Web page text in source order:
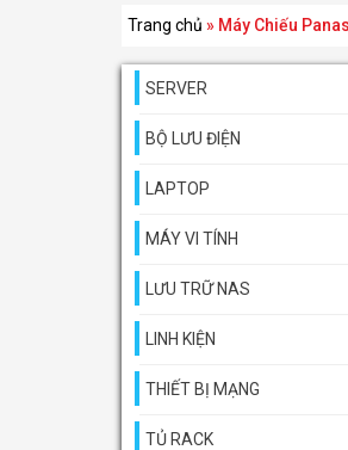
Trang chủ » Máy Chiếu
SERVER
BỘ LƯU ĐIỆN
LAPTOP
MÁY VI TÍNH
LƯU TRỮ NAS
LINH KIỆN
THIẾT BỊ MẠNG
TỦ RACK